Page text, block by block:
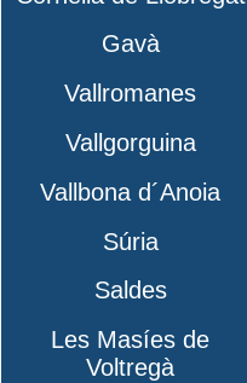
Gavà
Vallromanes
Vallgorguina
Vallbona d´Anoia
Súria
Saldes
Les Masíes de
Voltregà